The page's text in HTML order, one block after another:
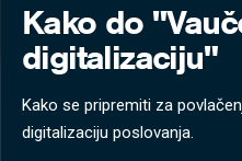
Kako do
digitalizaciju"
Kako se pripremiti za
digitalizaciju poslovanja.